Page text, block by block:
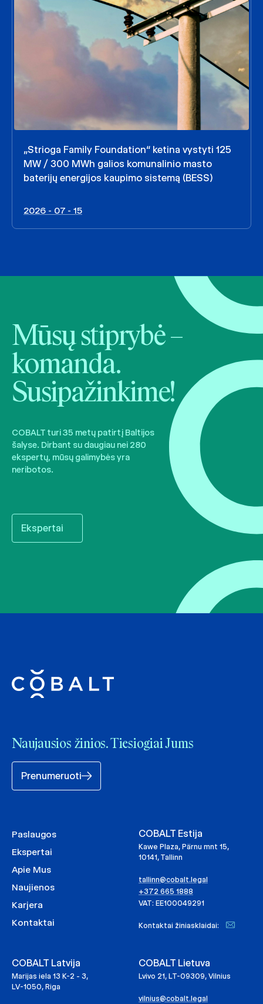
„Strioga Family Foundation“ ketina vystyti 125
MW / 300 MWh galios komunalinio masto
baterijų energijos kaupimo sistemą (BESS)
2026 - 07 - 15
Mūsų stiprybė –
komanda.
Susipažinkime!
COBALT turi 35 metų patirtį Baltijos
šalyse. Dirbant su daugiau nei 280
ekspertų, mūsų galimybės yra
neribotos.
Ekspertai
Naujausios žinios. Tiesiogiai Jums
Prenumeruoti
Paslaugos
Ekspertai
Apie Mus
Naujienos
Karjera
Kontaktai
COBALT Estija
Kawe Plaza, Pärnu mnt 15,
10141, Tallinn
tallinn@cobalt.legal
+372 665 1888
VAT: EE100049291
Kontaktai žiniasklaidai:
COBALT Latvija
Marijas iela 13 K-2 - 3,
LV-1050, Riga
COBALT Lietuva
Lvivo 21, LT-09309, Vilnius
vilnius@cobalt.legal